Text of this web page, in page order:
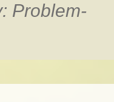
Problem-